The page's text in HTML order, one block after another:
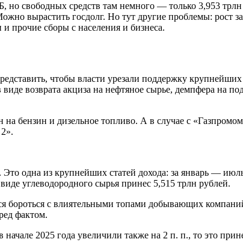
свободных средств там немного — только 3,953
вырастить госдолг. Но тут другие проблемы: рост
прочие сборы с населения и бизнеса.
чтобы власти урезали поддержку
возврата акциза на нефтяное сырье, демпфера на
бензин и дизельное топливо. А в случае с
одна из крупнейших статей дохода: за январь —
углеводородного сырья принес 5,515 трлн рублей.
бороться с влиятельными топами добывающих
фактом.
2025 года увеличили также на 2 п. п., то это